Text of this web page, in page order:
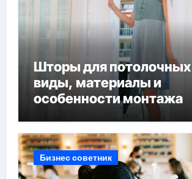
Шторы для потолочных
виды, материалы и
особенности монтажа
Бизнес советник